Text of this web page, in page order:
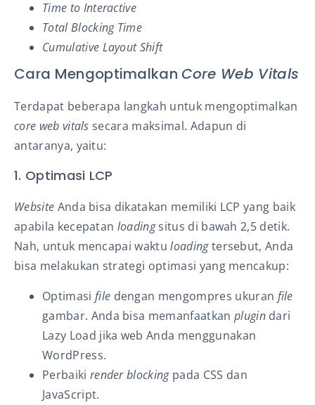
Time to Interactive
Total Blocking Time
Cumulative Layout Shift
Cara MengoptimalkanCore Web Vitals
Terdapat beberapa langkah untuk mengoptimalkan
core web vitalssecara maksimal. Adapun di
antaranya, yaitu:
1. Optimasi LCP
Website Anda bisa dikatakan memiliki LCP yang baik
apabila kecepatan loadingsitus di bawah 2,5 detik.
Nah, untuk mencapai waktuloadingtersebut, Anda
bisa melakukan strategi optimasi yang mencakup:
Optimasi file dengan mengompres ukuran file
gambar. Anda bisa memanfaatkan plugin dari
Lazy Load jika web Anda menggunakan
WordPress.
Perbaiki render blocking pada CSS dan
JavaScript.